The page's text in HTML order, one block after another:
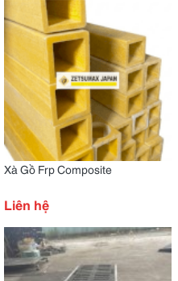
Xà Gồ Frp Composite
Liên hệ